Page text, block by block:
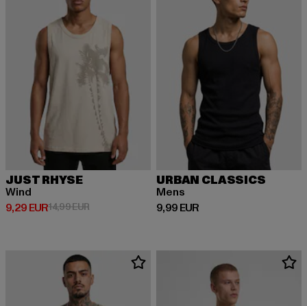
JUST RHYSE
Wind
9,29 EUR
Derzeitiger Preis: 9,29 EUR
14,99 EURAktionspreis: 14,99 EUR
URBAN CLASSICS
Mens
9,99 EUR
Derzeitiger Preis: 9,99 EUR